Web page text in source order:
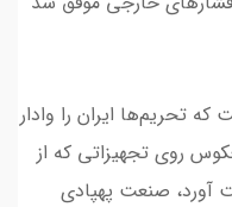
تحریم‌ها ایران را وادار
روی تجهیزاتی که از
آورد، صنعت پهپادی